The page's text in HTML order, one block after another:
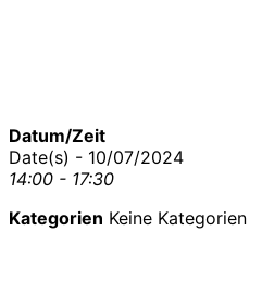
Datum/Zeit
Date(s) - 10/07/2024
14:00 - 17:30
Kategorien Keine Kategorien